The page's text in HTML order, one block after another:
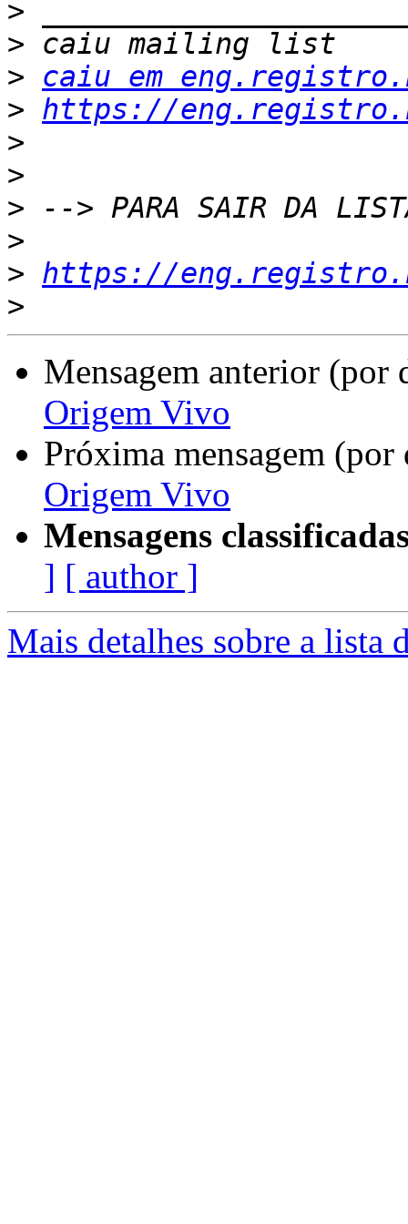
>
>
>
caiu em
> https://
>
>
>
>
> https://
>
Mensagem anterior (por
Origem Vivo
Próxima mensagem
Origem Vivo
Mensagens
] [ author ]
Mais detalhes sobre a lista